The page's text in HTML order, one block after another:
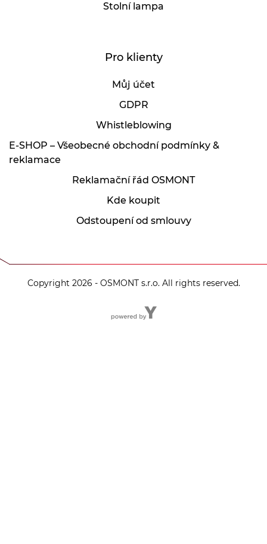
Stolní lampa
Pro klienty
Můj účet
GDPR
Whistleblowing
E-SHOP – Všeobecné obchodní podmínky &
reklamace
Reklamační řád OSMONT
Kde koupit
Odstoupení od smlouvy
Copyright 2026 - OSMONT s.r.o. All rights reserved.